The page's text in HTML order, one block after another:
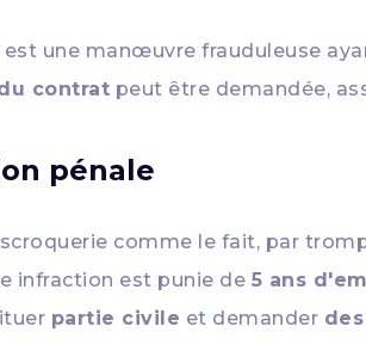
est une manœuvre frauduleuse
contrat peut être demandée,
pénale
comme le fait, par
infraction est punie de 5 ans
partie civile et demander